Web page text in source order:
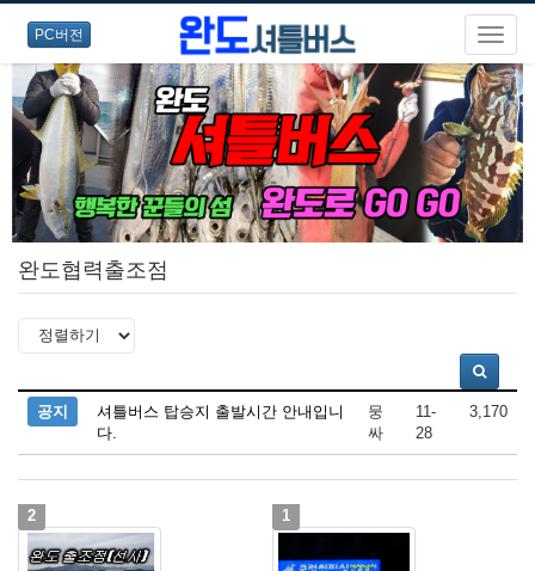
PC버전
완도협력출조점
공지
셔틀버스 탑승지 출발시간 안내입니
다.
뭉
싸
11-
28
3,170
2 1